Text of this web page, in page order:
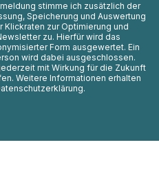
stimme ich zusätzlich der
Speicherung und Auswertung
zur Optimierung und
zu. Hierfür wird das
Form ausgewertet. Ein
wird dabei ausgeschlossen.
mit Wirkung für die Zukunft
Weitere Informationen erhalten